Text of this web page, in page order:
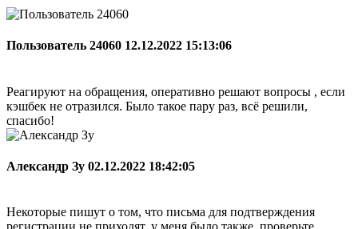
Пользователь 24060 12.12.2022 15:13:06
Реагируют на обращения, оперативно решают вопросы , если
кэшбек не отразился. Было такое пару раз, всё решили,
спасибо!
Александр Зу 02.12.2022 18:42:05
Некоторые пишут о том, что письма для подтверждения